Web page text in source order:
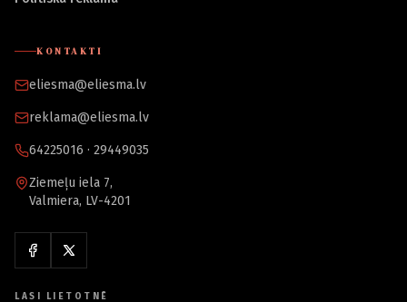
KONTAKTI
eliesma@eliesma.lv
reklama@eliesma.lv
64225016 · 29449035
Ziemeļu iela 7,
Valmiera, LV-4201
LASI LIETOTNĒ